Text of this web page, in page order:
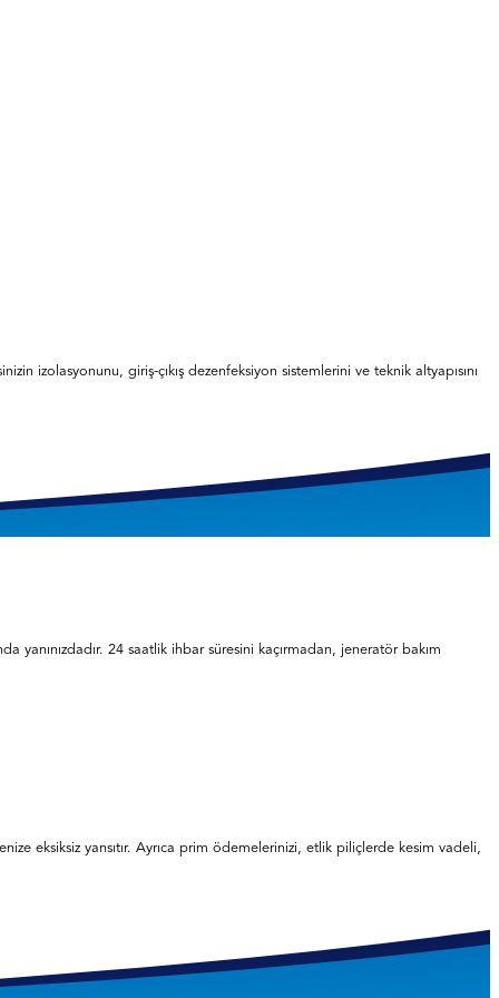
izolasyonunu, giriş-çıkış dezenfeksiyon sistemlerini ve teknik altyapısını
yanınızdadır. 24 saatlik ihbar süresini kaçırmadan, jeneratör bakım
eksiksiz yansıtır. Ayrıca prim ödemelerinizi, etlik piliçlerde kesim vadeli,